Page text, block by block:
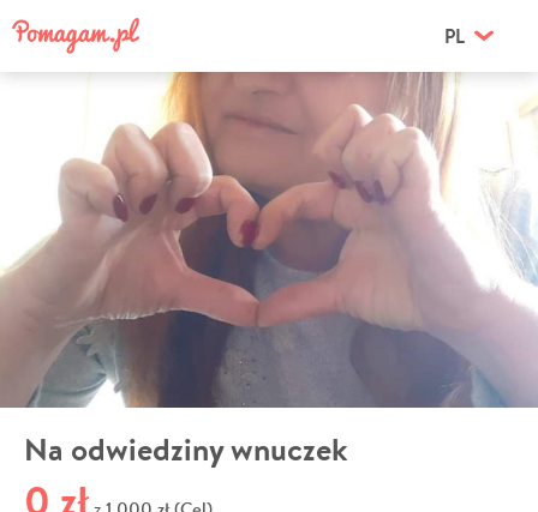
PL
Na odwiedziny wnuczek
0 zł